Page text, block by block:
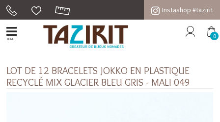
Instashop #tazirit
MENU 0
LOT DE 12 BRACELETS JOKKO EN PLASTIQUE
RECYCLÉ MIX GLACIER BLEU GRIS - MALI 049